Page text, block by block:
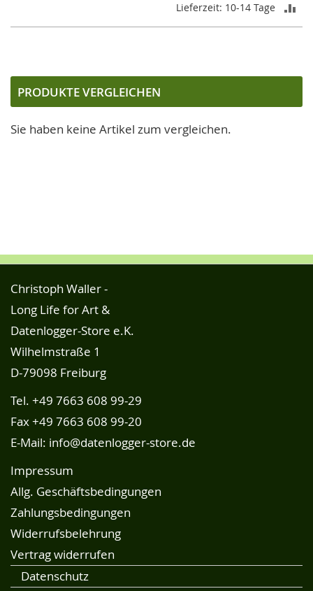
Lieferzeit: 10-14 Tage
PRODUKTE VERGLEICHEN
Sie haben keine Artikel zum vergleichen.
Christoph Waller -
Long Life for Art &
Datenlogger-Store e.K.
Wilhelmstraße 1
D-79098 Freiburg
Tel. +49 7663 608 99-29
Fax +49 7663 608 99-20
E-Mail: info@datenlogger-store.de
Impressum
Allg. Geschäftsbedingungen
Zahlungsbedingungen
Widerrufsbelehrung
Vertrag widerrufen
Datenschutz